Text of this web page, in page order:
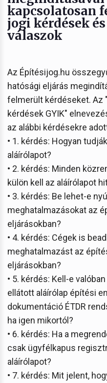
kapcsolatosan
jogi kérdések
válaszok
Az Építésijog.hu
hatósági eljárás
felmerült kérdéseket. Az
kérdések GYIK"
az alábbi kérdésekre
• 1. kérdés: Hogyan
aláírólapot?
• 2. kérdés: Minden
külön kell az aláírólapot
• 3. kérdés: Be lehet-e
meghatalmazásokat az
eljárásokban?
• 4. kérdés: Cégek is
meghatalmazást az
eljárásokban?
• 5. kérdés: Kell-e
ellátott aláírólap építési
dokumentáció ÉTDR
ha igen mikortól?
• 6. kérdés: Ha a
csak ügyfélkapus
aláírólapot?
• 7. kérdés: Mit jelent,